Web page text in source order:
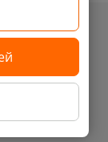
органа по месту
+375173608211
о нарушении их
лиц.